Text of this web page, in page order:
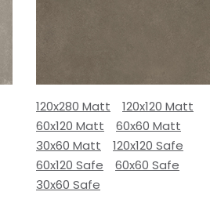
120x280 Matt
120x120 Matt
60x120 Matt
60x60 Matt
30x60 Matt
120x120 Safe
60x120 Safe
60x60 Safe
30x60 Safe